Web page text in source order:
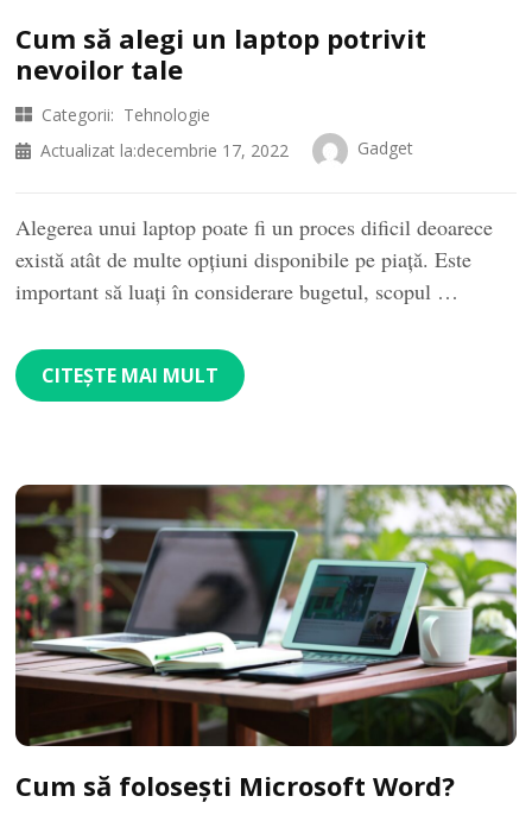
Cum să alegi un laptop potrivit
nevoilor tale
Categorii: Tehnologie
Actualizat la:decembrie 17, 2022 Gadget
Alegerea unui laptop poate fi un proces dificil deoarece
există atât de multe opțiuni disponibile pe piață. Este
important să luați în considerare bugetul, scopul …
CITEȘTE MAI MULT
Cum să folosești Microsoft Word?